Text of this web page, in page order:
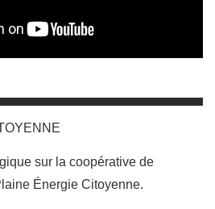
sur la coopérative de
Énergie Citoyenne.